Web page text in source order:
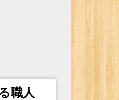
職人